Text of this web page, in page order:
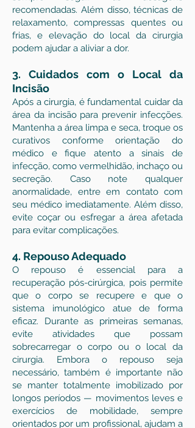
recomendadas. Além disso, técnicas de
relaxamento, compressas quentes ou
frias, e elevação do local da cirurgia
podem ajudar a aliviar a dor.
3. Cuidados com o Local da
Incisão
Após a cirurgia, é fundamental cuidar da
área da incisão para prevenir infecções.
Mantenha a área limpa e seca, troque os
curativos conforme orientação do
médico e fique atento a sinais de
infecção, como vermelhidão, inchaço ou
secreção. Caso note qualquer
anormalidade, entre em contato com
seu médico imediatamente. Além disso,
evite coçar ou esfregar a área afetada
para evitar complicações.
4. Repouso Adequado
O repouso é essencial para a
recuperação pós-cirúrgica, pois permite
que o corpo se recupere e que o
sistema imunológico atue de forma
eficaz. Durante as primeiras semanas,
evite atividades que possam
sobrecarregar o corpo ou o local da
cirurgia. Embora o repouso seja
necessário, também é importante não
se manter totalmente imobilizado por
longos períodos — movimentos leves e
exercícios de mobilidade, sempre
orientados por um profissional, ajudam a